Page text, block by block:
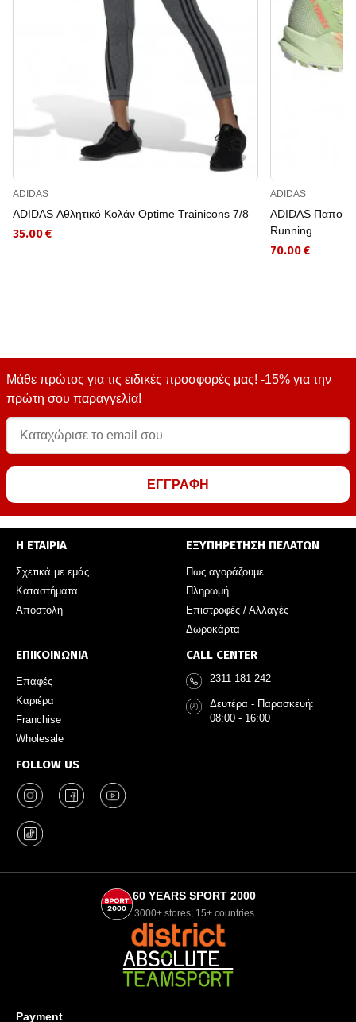
ADIDAS
ADIDAS Αθλητικό Κολάν Optime Trainicons 7/8
35.00 €
ADIDAS
ADIDAS
Running
70.00 €
Μάθε πρώτος για τις ειδικές προσφορές μας! -15% για την
πρώτη σου παραγγελία!
ΕΓΓΡΑΦΗ
Η ΕΤΑΙΡΙΑ
Σχετικά με εμάς
Καταστήματα
Αποστολή
ΕΞΥΠΗΡΕΤΗΣΗ ΠΕΛΑΤΩΝ
Πως αγοράζουμε
Πληρωμή
Επιστροφές / Αλλαγές
Δωροκάρτα
ΕΠΙΚΟΙΝΩΝΙΑ
Επαφές
Καριέρα
Franchise
Wholesale
FOLLOW US
CALL CENTER
2311 181 242
Δευτέρα - Παρασκευή:
08:00 - 16:00
60 YEARS SPORT 2000
3000+ stores, 15+ countries
Payment